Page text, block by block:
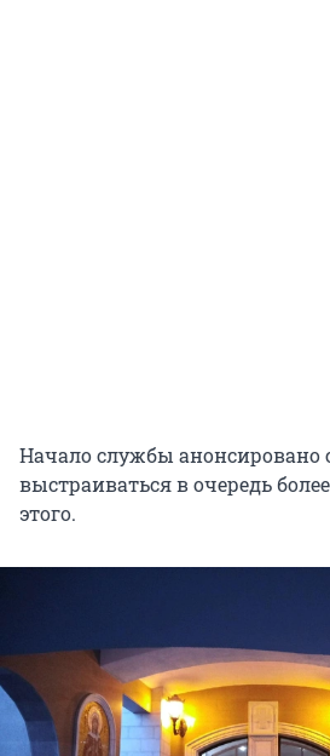
Начало службы анонсировано
выстраиваться в очередь
этого.